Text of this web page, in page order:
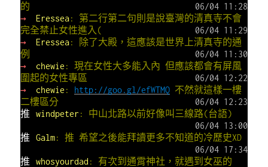
的
06/04 11:28
→
Eressea: 第二行第二句則是說臺灣的清真寺不會
完全禁止女性進入(
06/04 11:29
→
Eressea: 除了大殿，這應該是世界上清真寺的通
例
06/04 11:30
→
chewie : 現在女性大多能入內 但應該都會有屏風
圍起的女性專區
06/04 12:22
→
chewie : http://goo.gl/efWTMQ 不然就這樣一樓
二樓區分
06/04 12:23
推
windpeter : 中山北路以前好像叫三線路(台語)
06/04 13:00
推
Galm: 推 希望之後能拜讀更多不知道的冷歷史XD
06/04 17:34
推
whosyourdad : 有次到通霄神社，就遇到女巫的